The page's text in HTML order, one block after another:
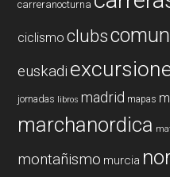
carreranocturna
ciclismo clubs
euskadi
jornadas libros madrid mapas
marchanordica
montañismo murcia